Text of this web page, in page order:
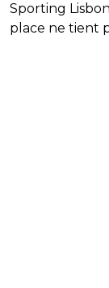
Sporting
place ne tient